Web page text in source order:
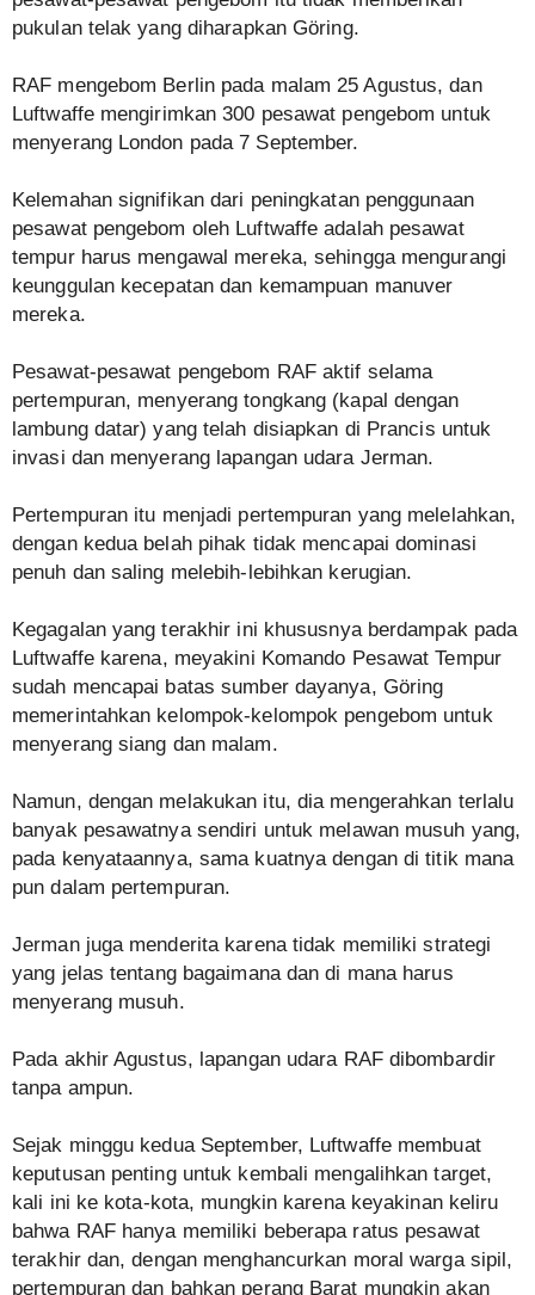
pukulan telak yang diharapkan Göring.
RAF mengebom Berlin pada malam 25 Agustus, dan
Luftwaffe mengirimkan 300 pesawat pengebom untuk
menyerang London pada 7 September.
Kelemahan signifikan dari peningkatan penggunaan
pesawat pengebom oleh Luftwaffe adalah pesawat
tempur harus mengawal mereka, sehingga mengurangi
keunggulan kecepatan dan kemampuan manuver
mereka.
Pesawat-pesawat pengebom RAF aktif selama
pertempuran, menyerang tongkang (kapal dengan
lambung datar) yang telah disiapkan di Prancis untuk
invasi dan menyerang lapangan udara Jerman.
Pertempuran itu menjadi pertempuran yang melelahkan,
dengan kedua belah pihak tidak mencapai dominasi
penuh dan saling melebih-lebihkan kerugian.
Kegagalan yang terakhir ini khususnya berdampak pada
Luftwaffe karena, meyakini Komando Pesawat Tempur
sudah mencapai batas sumber dayanya, Göring
memerintahkan kelompok-kelompok pengebom untuk
menyerang siang dan malam.
Namun, dengan melakukan itu, dia mengerahkan terlalu
banyak pesawatnya sendiri untuk melawan musuh yang,
pada kenyataannya, sama kuatnya dengan di titik mana
pun dalam pertempuran.
Jerman juga menderita karena tidak memiliki strategi
yang jelas tentang bagaimana dan di mana harus
menyerang musuh.
Pada akhir Agustus, lapangan udara RAF dibombardir
tanpa ampun.
Sejak minggu kedua September, Luftwaffe membuat
keputusan penting untuk kembali mengalihkan target,
kali ini ke kota-kota, mungkin karena keyakinan keliru
bahwa RAF hanya memiliki beberapa ratus pesawat
terakhir dan, dengan menghancurkan moral warga sipil,
pertempuran dan bahkan perang Barat mungkin akan